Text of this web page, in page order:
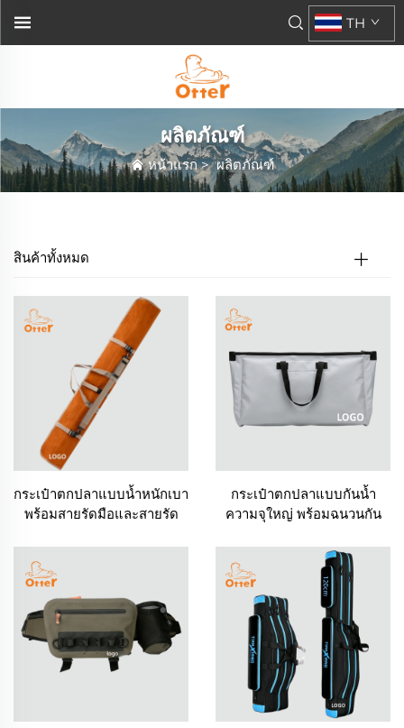
TH
ผลิตภัณฑ์
หน้าแรก>ผลิตภัณฑ์
สินค้าทั้งหมด
กระเป๋าตกปลาแบบน้ำหนักเบา
พร้อมสายรัดมือและสายรัด
กระเป๋าตกปลาแบบกันน้ำ
ความจุใหญ่ พร้อมฉนวนกัน